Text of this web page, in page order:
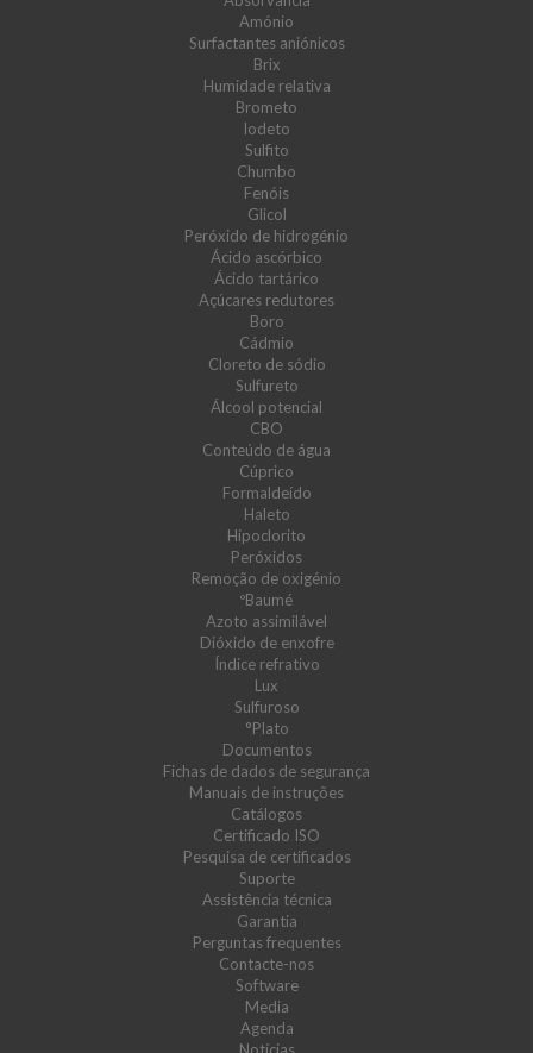
Amónio
Surfactantes aniónicos
Brix
Humidade relativa
Brometo
Iodeto
Sulfito
Chumbo
Fenóis
Glicol
Peróxido de hidrogénio
Ácido ascórbico
Ácido tartárico
Açúcares redutores
Boro
Cádmio
Cloreto de sódio
Sulfureto
Álcool potencial
CBO
Conteúdo de água
Cúprico
Formaldeído
Haleto
Hipoclorito
Peróxidos
Remoção de oxigénio
ºBaumé
Azoto assimilável
Dióxido de enxofre
Índice refrativo
Lux
Sulfuroso
°Plato
Documentos
Fichas de dados de segurança
Manuais de instruções
Catálogos
Certificado ISO
Pesquisa de certificados
Suporte
Assistência técnica
Garantia
Perguntas frequentes
Contacte-nos
Software
Media
Agenda